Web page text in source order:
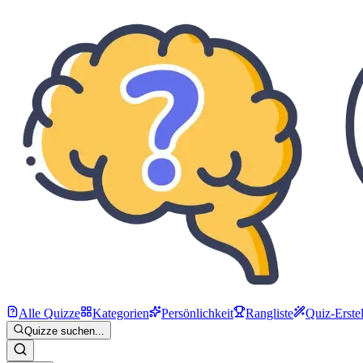
Alle Quizze Kategorien Persönlichkeit Rangliste Quiz-
Quizze suchen...